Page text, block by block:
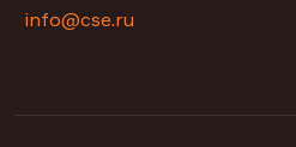
info@cse.ru